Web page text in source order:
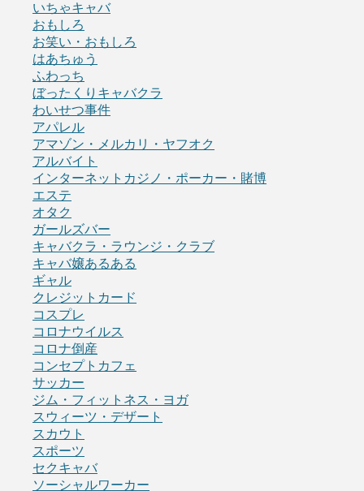
いちゃキャバ
おもしろ
お笑い・おもしろ
はあちゅう
ふわっち
ぼったくりキャバクラ
わいせつ事件
アパレル
アマゾン・メルカリ・ヤフオク
アルバイト
インターネットカジノ・ポーカー・賭博
エステ
オタク
ガールズバー
キャバクラ・ラウンジ・クラブ
キャバ嬢あるある
ギャル
クレジットカード
コスプレ
コロナウイルス
コロナ倒産
コンセプトカフェ
サッカー
ジム・フィットネス・ヨガ
スウィーツ・デザート
スカウト
スポーツ
セクキャバ
ソーシャルワーカー